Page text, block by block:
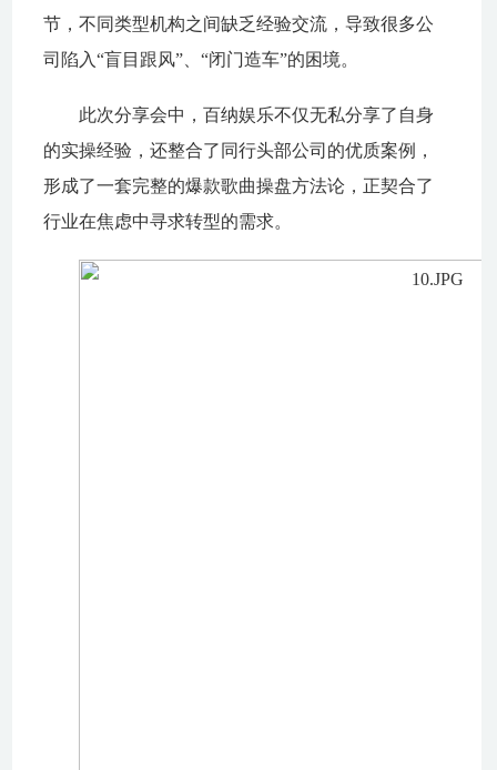
节，不同类型机构之间缺乏经验交流，导致很多公
司陷入“盲目跟风”、“闭门造车”的困境。
此次分享会中，百纳娱乐不仅无私分享了自身
的实操经验，还整合了同行头部公司的优质案例，
形成了一套完整的爆款歌曲操盘方法论，正契合了
行业在焦虑中寻求转型的需求。